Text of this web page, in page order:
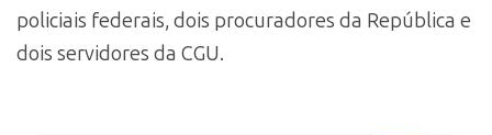
policiais federais, dois procuradores da República e
dois servidores da CGU.